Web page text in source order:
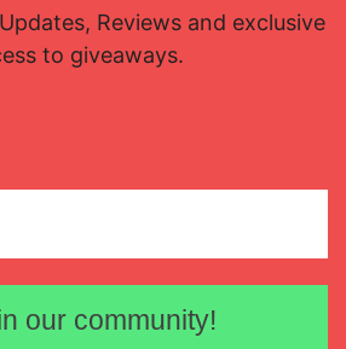
Download Full Size
Reviews and exclusive
to giveaways.
Email address
our community!